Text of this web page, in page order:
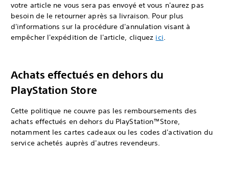
votre article ne vous sera pas envoyé et vous n'aurez pas
besoin de le retourner après sa livraison. Pour plus
d'informations sur la procédure d'annulation visant à
empêcher l'expédition de l'article, cliquez ici.
Achats effectués en dehors du
PlayStation Store
Cette politique ne couvre pas les remboursements des
achats effectués en dehors du PlayStation™Store,
notamment les cartes cadeaux ou les codes d'activation du
service achetés auprès d'autres revendeurs.